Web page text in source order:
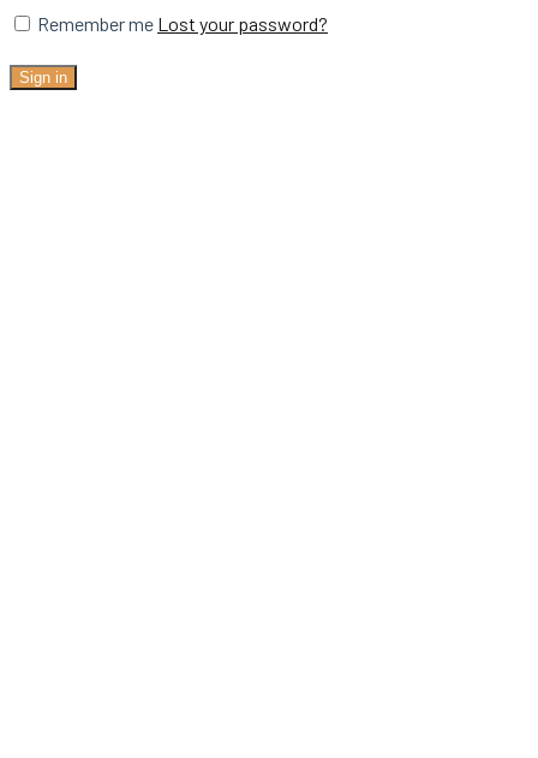
Remember me Lost your password?
Sign in